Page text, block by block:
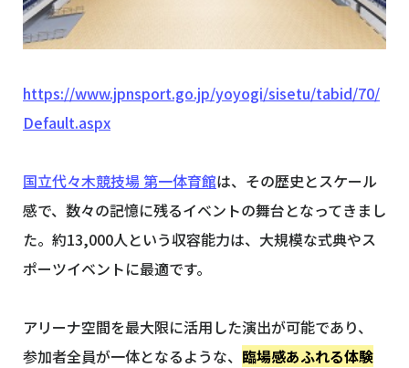
https://www.jpnsport.go.jp/yoyogi/sisetu/tabid/70/
Default.aspx
国立代々木競技場 第一体育館は、その歴史とスケール
感で、数々の記憶に残るイベントの舞台となってきまし
た。約13,000人という収容能力は、大規模な式典やス
ポーツイベントに最適です。
アリーナ空間を最大限に活用した演出が可能であり、
参加者全員が一体となるような、 臨場感あふれる体験